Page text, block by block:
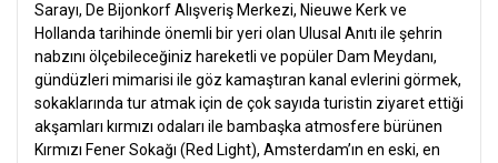
Sarayı, De Bijonkorf Alışveriş Merkezi, Nieuwe Kerk ve
Hollanda tarihinde önemli bir yeri olan Ulusal Anıtı ile şehrin
nabzını ölçebileceğiniz hareketli ve popüler Dam Meydanı,
gündüzleri mimarisi ile göz kamaştıran kanal evlerini görmek,
sokaklarında tur atmak için de çok sayıda turistin ziyaret ettiği
akşamları kırmızı odaları ile bambaşka atmosfere bürünen
Kırmızı Fener Sokağı (Red Light), Amsterdam’ın en eski, en